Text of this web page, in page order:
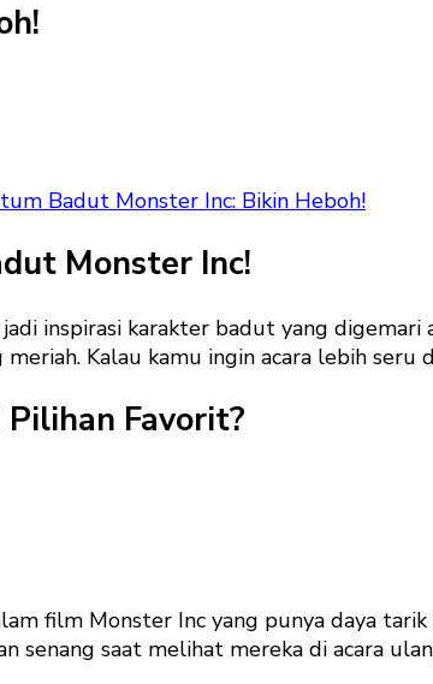
Badut Monster Inc: Bikin Heboh!
Monster Inc!
inspirasi karakter badut yang
Kalau kamu ingin acara lebih
Favorit?
film Monster Inc yang punya daya
senang saat melihat mereka di acara